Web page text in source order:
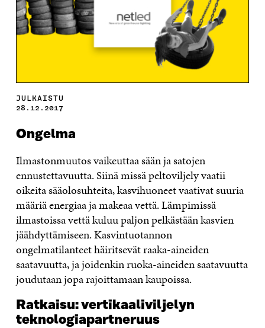
JULKAISTU
28.12.2017
Ongelma
Ilmastonmuutos vaikeuttaa sään ja satojen
ennustettavuutta. Siinä missä peltoviljely vaatii
oikeita sääolosuhteita, kasvihuoneet vaativat suuria
määriä energiaa ja makeaa vettä. Lämpimissä
ilmastoissa vettä kuluu paljon pelkästään kasvien
jäähdyttämiseen. Kasvintuotannon
ongelmatilanteet häiritsevät raaka-aineiden
saatavuutta, ja joidenkin ruoka-aineiden saatavuutta
joudutaan jopa rajoittamaan kaupoissa.
Ratkaisu: vertikaaliviljelyn
teknologiapartneruus